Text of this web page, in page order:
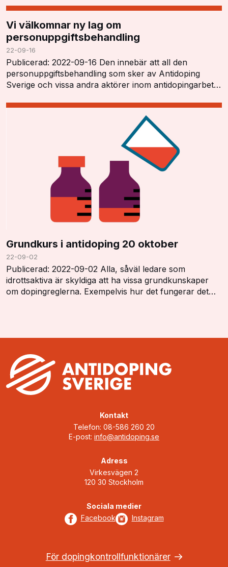
Vi välkomnar ny lag om
personuppgiftsbehandling
22-09-16
Publicerad: 2022-09-16 Den innebär att all den
personuppgiftsbehandling som sker av Antidoping
Sverige och vissa andra aktörer inom antidopingarbetet
Grundkurs i antidoping 20 oktober
22-09-02
Publicerad: 2022-09-02 Alla, såväl ledare som
idrottsaktiva är skyldiga att ha vissa grundkunskaper
om dopingreglerna. Exempelvis hur det fungerar det
Kontakt
Telefon: 08-586 260 20
E-post: info@antidoping.se
Adress
Virkesvägen 2
120 30 Stockholm
Sociala medier
Facebook
Instagram
För dopingkontrollfunktionärer